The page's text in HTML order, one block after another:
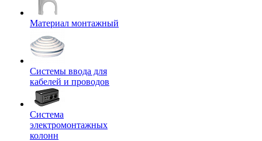
Материал монтажный
Системы ввода для
кабелей и проводов
Система
электромонтажных
колонн